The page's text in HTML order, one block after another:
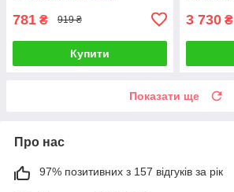
781 ₴ 919 ₴
Купити
3 730 ₴
Показати ще
Про нас
97% позитивних з 157 відгуків за рік